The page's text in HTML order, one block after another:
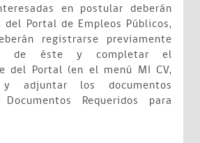
en postular deberán
Portal de Empleos Públicos,
registrarse previamente
de éste y completar el
del Portal (en el menú MI CV,
adjuntar los documentos
Requeridos para